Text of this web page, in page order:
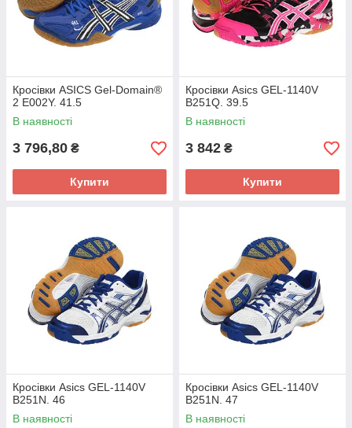
Кросівки ASICS Gel-Domain®
2 E002Y. 41.5
В наявності
3 796,80 ₴
Купити
Кросівки Asics GEL-1140V
B251Q. 39.5
В наявності
3 842 ₴
Купити
Кросівки Asics GEL-1140V
B251N. 46
В наявності
Кросівки Asics GEL-1140V
B251N. 47
В наявності